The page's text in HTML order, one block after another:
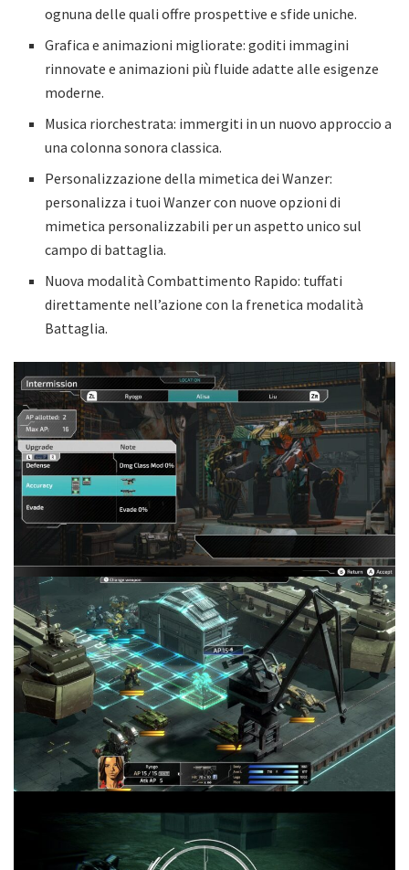
ognuna delle quali offre prospettive e sfide uniche.
Grafica e animazioni migliorate: goditi immagini
rinnovate e animazioni più fluide adatte alle esigenze
moderne.
Musica riorchestrata: immergiti in un nuovo approccio a
una colonna sonora classica.
Personalizzazione della mimetica dei Wanzer:
personalizza i tuoi Wanzer con nuove opzioni di
mimetica personalizzabili per un aspetto unico sul
campo di battaglia.
​​Nuova modalità Combattimento Rapido: tuffati
direttamente nell’azione con la frenetica modalità
Battaglia.